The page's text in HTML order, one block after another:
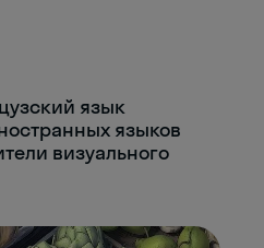
язык
языков
визуального